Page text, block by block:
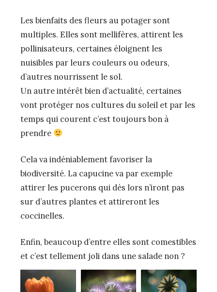
Les bienfaits des fleurs au potager sont
multiples. Elles sont mellifères, attirent les
pollinisateurs, certaines éloignent les
nuisibles par leurs couleurs ou odeurs,
d’autres nourrissent le sol.
Un autre intérêt bien d’actualité, certaines
vont protéger nos cultures du soleil et par les
temps qui courent c’est toujours bon à
prendre
Cela va indéniablement favoriser la
biodiversité. La capucine va par exemple
attirer les pucerons qui dès lors n’iront pas
sur d’autres plantes et attireront les
coccinelles.
Enfin, beaucoup d’entre elles sont comestibles
et c’est tellement joli dans une salade non ?